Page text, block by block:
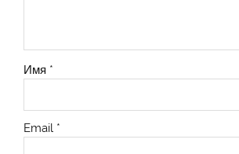
Имя *
Email *